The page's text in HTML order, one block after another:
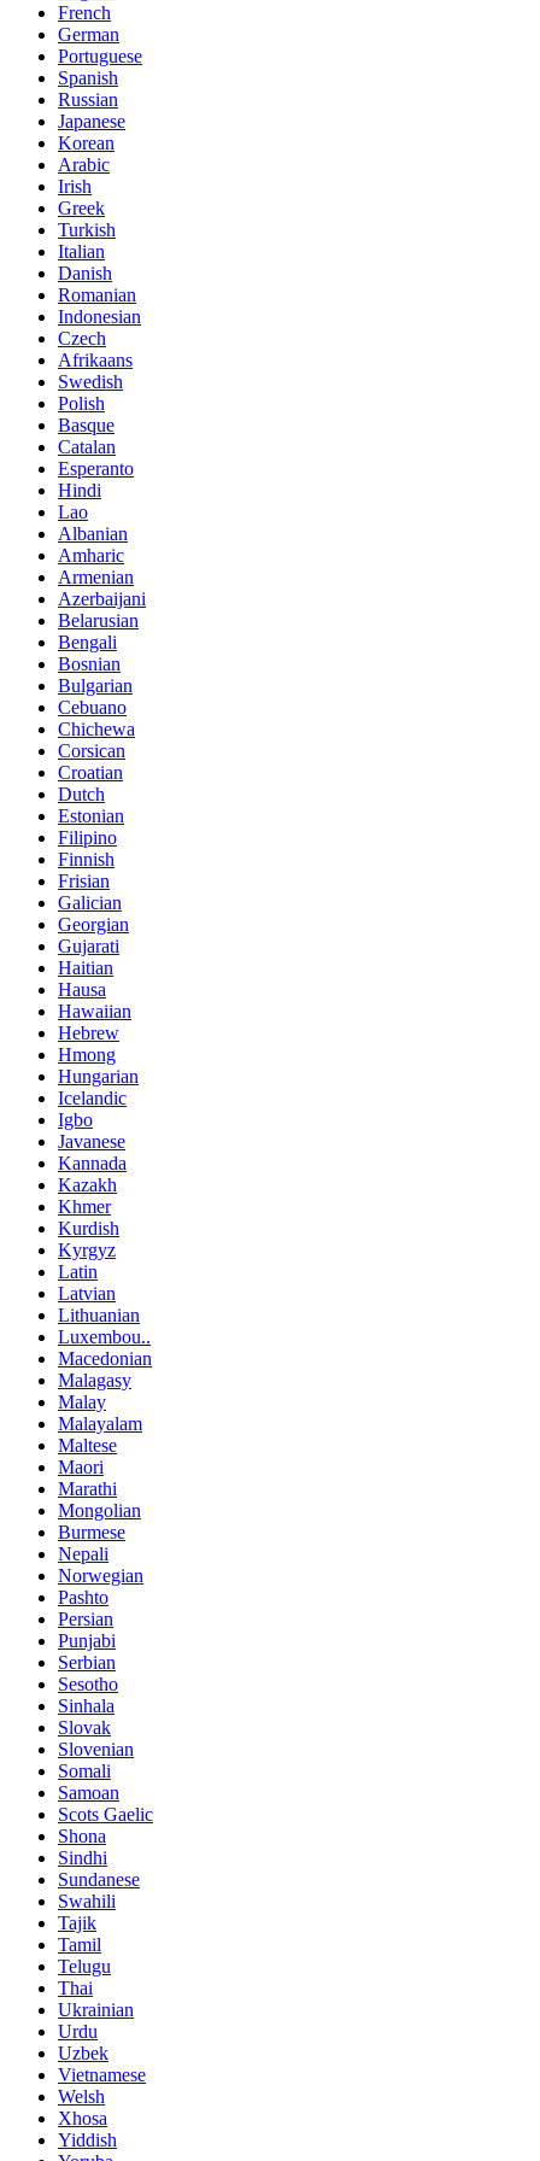
French
German
Portuguese
Spanish
Russian
Japanese
Korean
Arabic
Irish
Greek
Turkish
Italian
Danish
Romanian
Indonesian
Czech
Afrikaans
Swedish
Polish
Basque
Catalan
Esperanto
Hindi
Lao
Albanian
Amharic
Armenian
Azerbaijani
Belarusian
Bengali
Bosnian
Bulgarian
Cebuano
Chichewa
Corsican
Croatian
Dutch
Estonian
Filipino
Finnish
Frisian
Galician
Georgian
Gujarati
Haitian
Hausa
Hawaiian
Hebrew
Hmong
Hungarian
Icelandic
Igbo
Javanese
Kannada
Kazakh
Khmer
Kurdish
Kyrgyz
Latin
Latvian
Lithuanian
Luxembou..
Macedonian
Malagasy
Malay
Malayalam
Maltese
Maori
Marathi
Mongolian
Burmese
Nepali
Norwegian
Pashto
Persian
Punjabi
Serbian
Sesotho
Sinhala
Slovak
Slovenian
Somali
Samoan
Scots Gaelic
Shona
Sindhi
Sundanese
Swahili
Tajik
Tamil
Telugu
Thai
Ukrainian
Urdu
Uzbek
Vietnamese
Welsh
Xhosa
Yiddish